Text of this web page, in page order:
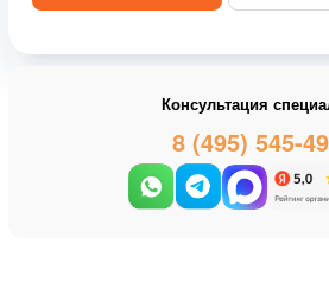
Консультация
8 (495) 545-